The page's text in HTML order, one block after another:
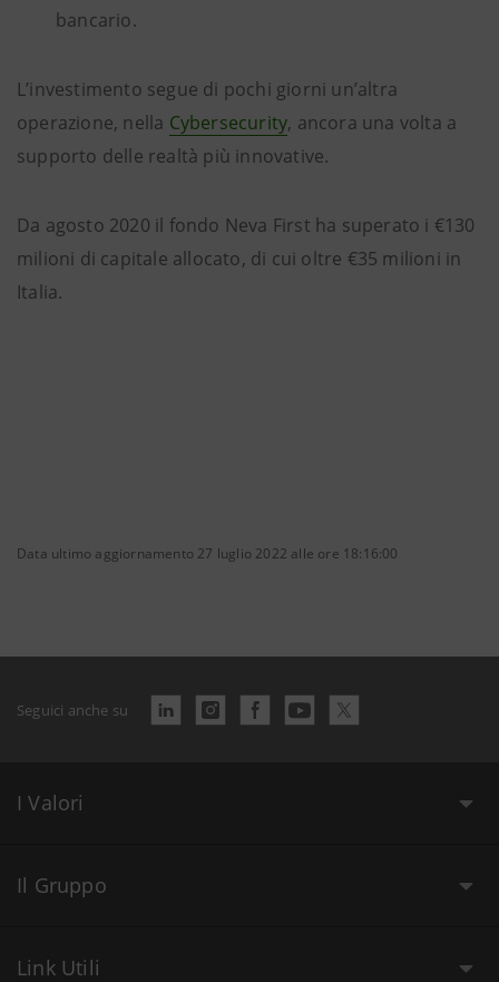
bancario.
L’investimento segue di pochi giorni un’altra
operazione, nella Cybersecurity, ancora una volta a
supporto delle realtà più innovative.
Da agosto 2020 il fondo Neva First ha superato i €130
milioni di capitale allocato, di cui oltre €35 milioni in
Italia.
Data ultimo aggiornamento 27 luglio 2022 alle ore 18:16:00
Seguici anche su
I Valori
Il Gruppo
Link Utili